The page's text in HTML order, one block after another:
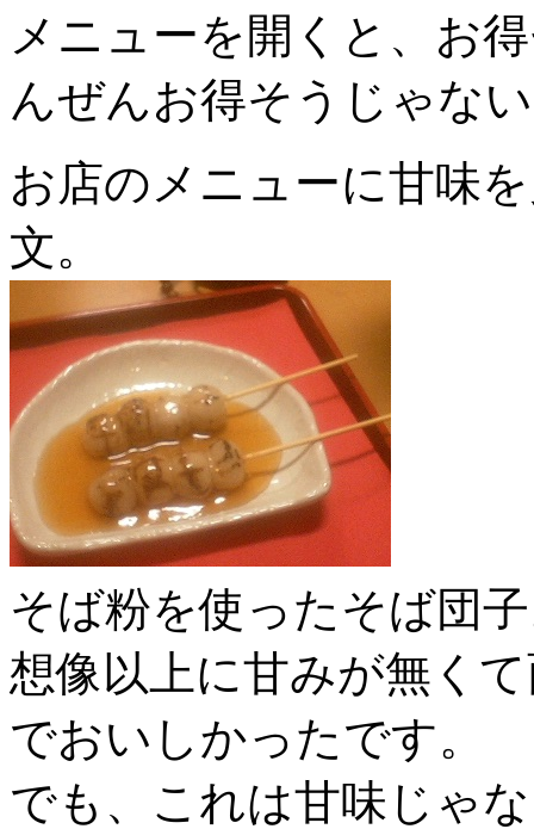
メニューを開くと、お
んぜんお得そうじゃな
お店のメニューに甘味
文。
そば粉を使ったそば団
想像以上に甘みが無く
でおいしかったです。
でも、これは甘味じゃ